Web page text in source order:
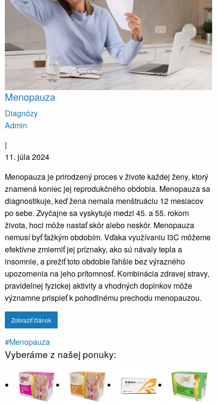
Menopauza
Diagnózy
Admin
|
11. júla 2024
Menopauza je prirodzený proces v živote každej ženy, ktorý
znamená koniec jej reprodukčného obdobia. Menopauza sa
diagnostikuje, keď žena nemala menštruáciu 12 mesiacov
po sebe. Zvyčajne sa vyskytuje medzi 45. a 55. rokom
života, hoci môže nastať skôr alebo neskôr. Menopauza
nemusí byť ťažkým obdobím. Vďaka využívaniu I3C môžeme
efektívne zmierniť jej príznaky, ako sú návaly tepla a
insomnie, a prežiť toto obdobie ľahšie bez výrazného
upozornenia na jeho prítomnosť. Kombinácia zdravej stravy,
pravidelnej fyzickej aktivity a vhodných doplnkov môže
významne prispieť k pohodlnému prechodu menopauzou.
Zobraziť článok
#Menopauza
Vyberáme z našej ponuky: